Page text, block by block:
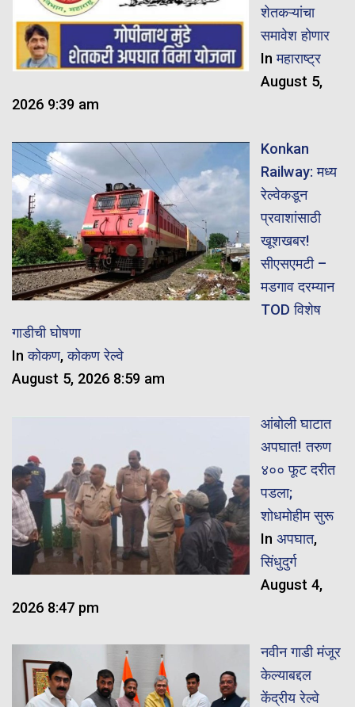
शेतकऱ्यांचा
समावेश होणार
Inमहाराष्ट्र
August 5,
2026 9:39 am
Konkan
Railway: मध्य
रेल्वेकडून
प्रवाशांसाठी
खूशखबर!
सीएसएमटी –
मडगाव दरम्यान
TOD विशेष
गाडीची घोषणा
Inकोकण,कोकण रेल्वे
August 5, 2026 8:59 am
आंबोली घाटात
अपघात! तरुण
४०० फूट दरीत
पडला;
शोधमोहीम सुरू
In अपघात,
सिंधुदुर्ग
August 4,
2026 8:47 pm
नवीन गाडी मंजूर
केल्याबद्दल
केंद्रीय रेल्वे